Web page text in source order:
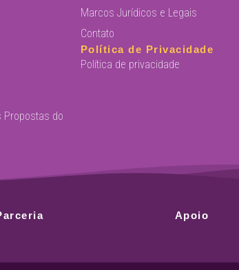
Propostas do
Marcos Jurídicos e Legais
Contato
Política de Privacidade
Política de privacidade
Apoio